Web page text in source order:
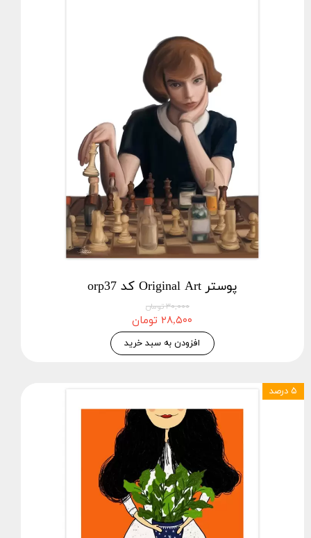
پوستر Original Art کد orp37
۳۰,۰۰۰ تومان
۲۸,۵۰۰ تومان
افزودن به سبد خرید
۵ درصد